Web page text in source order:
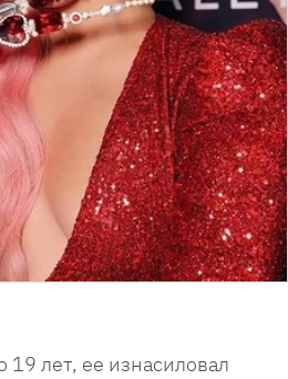
19 лет, ее изнасиловал